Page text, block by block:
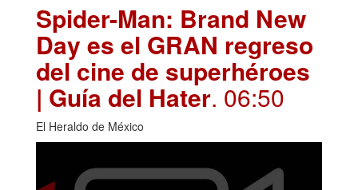
Spider-Man: Brand New
Day es el GRAN regreso
del cine de superhéroes
| Guía del Hater. 06:50
El Heraldo de México